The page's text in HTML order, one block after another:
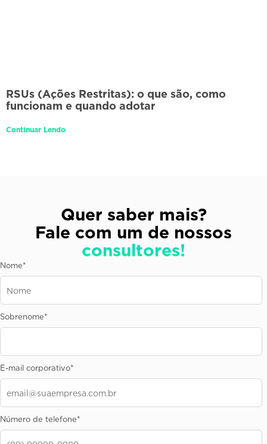
RSUs (Ações Restritas): o que são, como
funcionam e quando adotar
Continuar Lendo
Quer saber mais?
Fale com um de nossos
consultores!
Nome*
Sobrenome*
E-mail corporativo*
Número de telefone*